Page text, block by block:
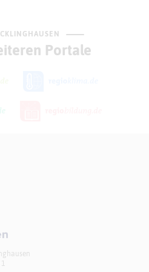
Portale